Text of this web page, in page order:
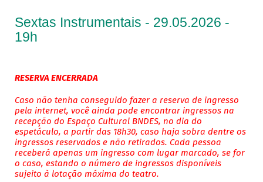
Sextas Instrumentais - 29.05.2026 -
19h
RESERVA ENCERRADA
Caso não tenha conseguido fazer a reserva de ingresso
pela internet, você ainda pode encontrar ingressos na
recepção do Espaço Cultural BNDES, no dia do
espetáculo, a partir das 18h30, caso haja sobra dentre os
ingressos reservados e não retirados. Cada pessoa
receberá apenas um ingresso com lugar marcado, se for
o caso, estando o número de ingressos disponíveis
sujeito à lotação máxima do teatro.